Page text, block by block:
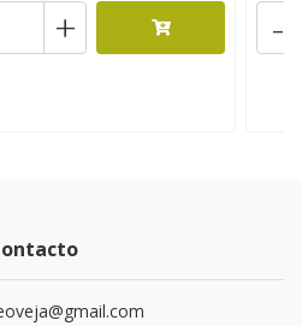
+ -